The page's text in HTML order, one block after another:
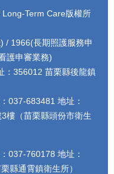
Term Care版權所
/ 1966(長期照護服務申
護申審業務)
苗栗縣後龍鎮
037-683481 地址：
樓（苗栗縣頭份市衛生
037-760178 地址：
縣通霄鎮衛生所）